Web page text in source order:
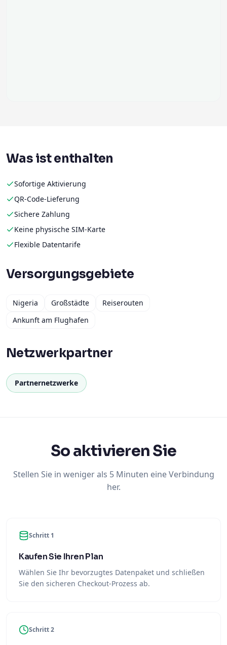
Was ist enthalten
Sofortige Aktivierung
QR-Code-Lieferung
Sichere Zahlung
Keine physische SIM-Karte
Flexible Datentarife
Versorgungsgebiete
Nigeria Großstädte
Reiserouten
Ankunft am Flughafen
Netzwerkpartner
Partnernetzwerke
So aktivieren Sie
Stellen Sie in weniger als 5 Minuten eine Verbindung
her.
Schritt 1
Kaufen Sie Ihren Plan
Wählen Sie Ihr bevorzugtes Datenpaket und schließen
Sie den sicheren Checkout-Prozess ab.
Schritt 2